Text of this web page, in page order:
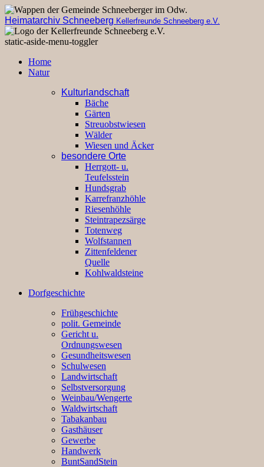
Heimatarchiv Schneeberg Kellerfreunde Schneeberg e.V.
static-aside-menu-toggler
Home
Natur
Kulturlandschaft
Bäche
Gärten
Streuobstwiesen
Wälder
Wiesen und Äcker
besondere Orte
Herrgott- u.
Teufelsstein
Hundsgrab
Karrefranzhöhle
Riesenhöhle
Steintrapezsärge
Totenweg
Wolfstannen
Zittenfeldener
Quelle
Kohlwaldsteine
Dorfgeschichte
Frühgeschichte
polit. Gemeinde
Gericht u.
Ordnungswesen
Gesundheitswesen
Schulwesen
Landwirtschaft
Selbstversorgung
Weinbau/Wengerte
Waldwirtschaft
Tabakanbau
Gasthäuser
Gewerbe
Handwerk
BuntSandStein